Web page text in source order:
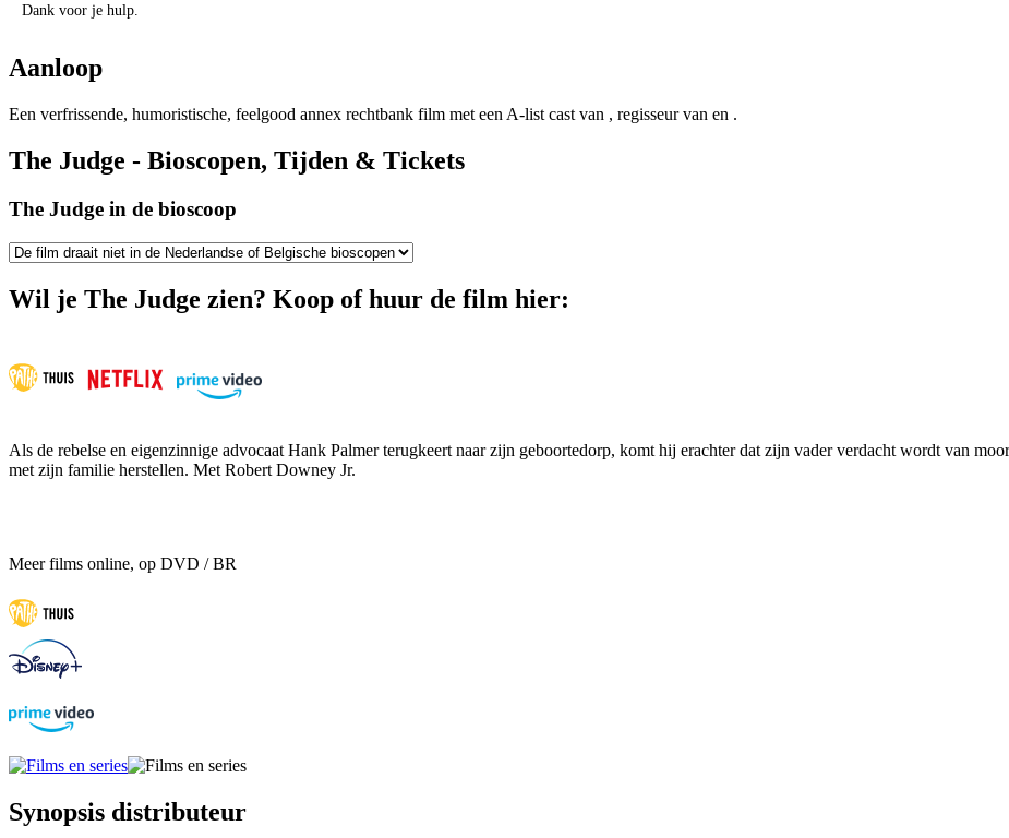
Dank voor je hulp.
Aanloop
Een verfrissende, humoristische, feelgood annex rechtbank film met een A-list cast van , regisseur van en .
The Judge - Bioscopen, Tijden & Tickets
The Judge in de bioscoop
Wil je The Judge zien? Koop of huur de film hier:
Als de rebelse en eigenzinnige advocaat Hank Palmer terugkeert naar zijn geboortedorp, komt hij erachter dat zijn vader verdacht wordt van
met zijn familie herstellen. Met Robert Downey Jr.
Meer films online, op DVD / BR
Synopsis distributeur